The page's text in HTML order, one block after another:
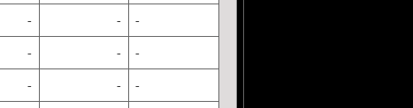
- - -
- - -
- - -